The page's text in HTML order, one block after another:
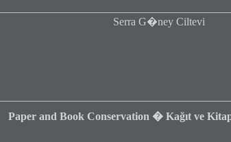
Paper and Book Conservation � Kağıt ve